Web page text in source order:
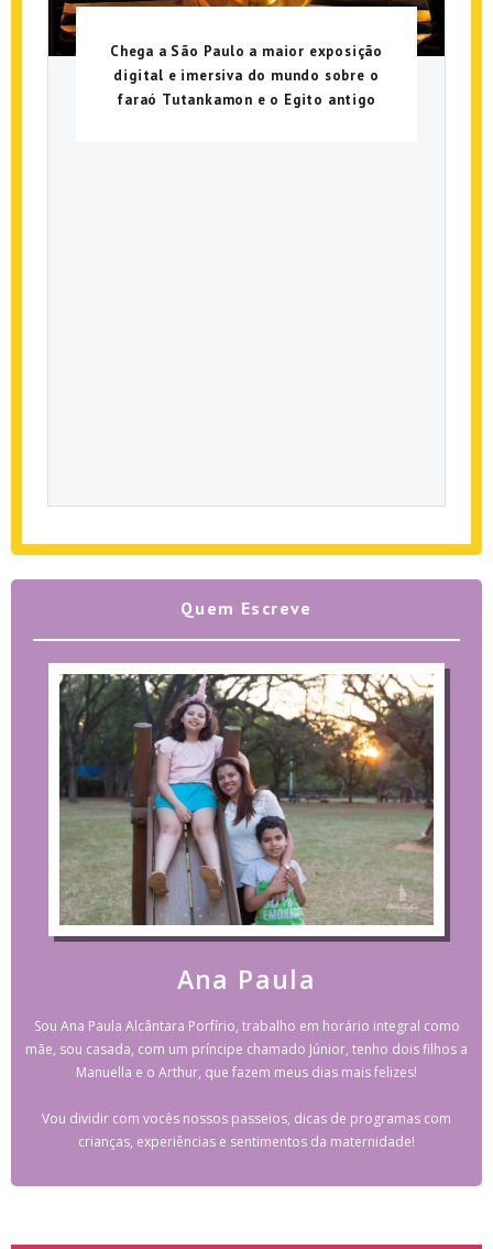
Chega a São Paulo a maior exposição
digital e imersiva do mundo sobre o
faraó Tutankamon e o Egito antigo
Quem Escreve
Ana Paula
Sou Ana Paula Alcântara Porfírio, trabalho em horário integral como
mãe, sou casada, com um príncipe chamado Júnior, tenho dois filhos a
Manuella e o Arthur, que fazem meus dias mais felizes!
Vou dividir com vocês nossos passeios, dicas de programas com
crianças, experiências e sentimentos da maternidade!